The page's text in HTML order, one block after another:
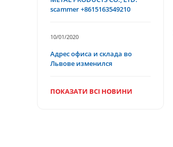
scammer +8615163549210
10/01/2020
Адрес офиса и склада во
Львове изменился
ПОКАЗАТИ ВСІ НОВИНИ